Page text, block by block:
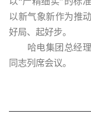
以新气象新作为推
好局、起好步。
哈电集团总经
同志列席会议。